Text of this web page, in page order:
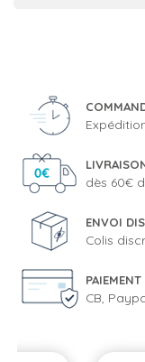
dès 60€
ENVOI
Colis
CB,